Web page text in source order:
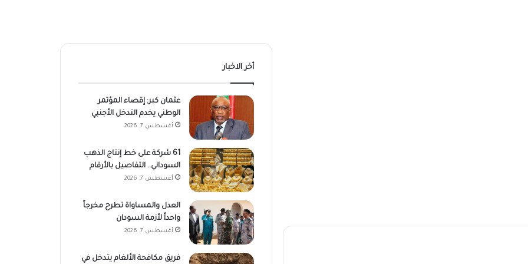
أخر الاخبار
عثمان كبر: إقصاء المؤتمر
الوطني يخدم التدخل الأجنبي
أغسطس 7, 2026
61 شركة على خط إنتاج الذهب
السوداني.. التفاصيل بالأرقام
أغسطس 7, 2026
العدل والمساواة تطرح مخرجاً
واحداً لأزمة السودان
أغسطس 7, 2026
فريق مكافحة الألغام يتدخل في